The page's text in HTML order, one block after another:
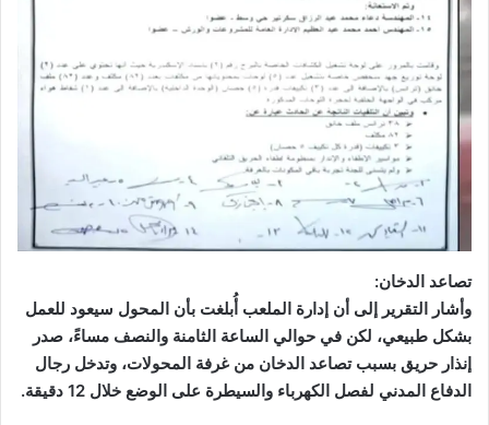
تصاعد الدخان:
وأشار التقرير إلى أن إدارة الملعب أُبلغت بأن المحول سيعود للعمل
بشكل طبيعي، لكن في حوالي الساعة الثامنة والنصف مساءً، صدر
إنذار حريق بسبب تصاعد الدخان من غرفة المحولات، وتدخل رجال
الدفاع المدني لفصل الكهرباء والسيطرة على الوضع خلال 12 دقيقة.